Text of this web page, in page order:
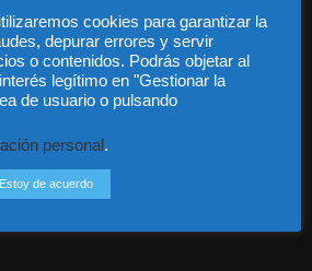
Privacidad
Contacto
Guía Colaboradores
info@diariojuridico.com
cookies para garantizar la
depurar errores y servir
o contenidos. Podrás objetar al
legítimo en "Gestionar la
de usuario o pulsando
personal .
Estoy de acuerdo